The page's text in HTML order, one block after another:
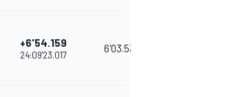
+6'54.159
24:09'23.017
6'03.537